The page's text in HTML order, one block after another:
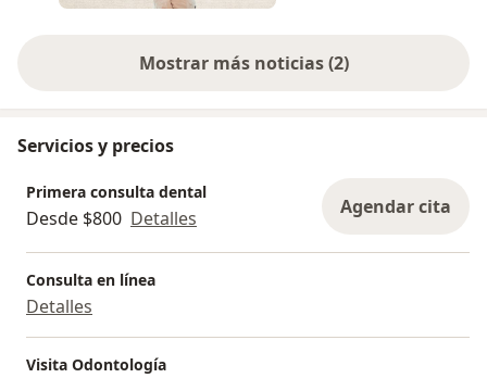
Mostrar más noticias (2)
Servicios y precios
Primera consulta dental
Desde $800 Detalles Agendar cita
Consulta en línea
Detalles
Visita Odontología